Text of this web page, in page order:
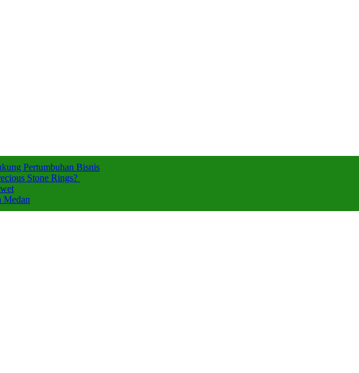
Pertumbuhan Bisnis
Stone Rings?
Medan